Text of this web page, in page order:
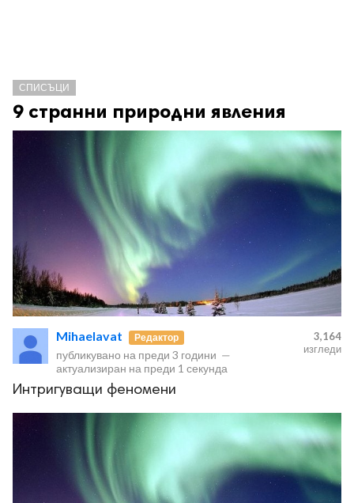
СПИСЪЦИ
9 странни природни явления
Mihaelavat Редактор
публикувано на преди 3 години —
актуализиран на преди 1 секунда
3,164
изгледи
Интригуващи феномени